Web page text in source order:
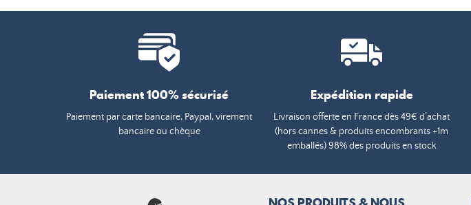
Paiement 100% sécurisé
Paiement par carte bancaire, Paypal, virement
bancaire ou chèque
Expédition rapide
Livraison offerte en France dès 49€ d’achat
(hors cannes & produits encombrants +1m
emballés) 98% des produits en stock